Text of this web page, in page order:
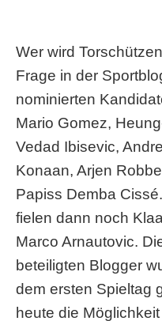
Wer wird
Frage in der
nominierten
Mario Gomez,
Vedad Ibisevic,
Konaan, Arjen
Papiss Demba
fielen dann noch
Marco Arnautovic.
beteiligten Blogger
dem ersten Spieltag
heute die